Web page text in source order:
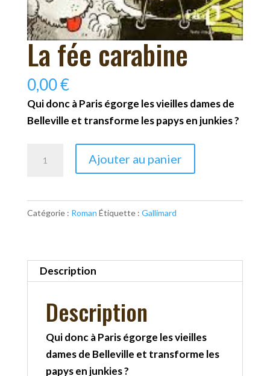
La fée carabine
0,00€
Qui donc à Paris égorge les vieilles dames de
Belleville et transforme les papys en junkies ?
fée
carabine
Ajouter au panier
Catégorie : Roman Étiquette : Gallimard
Description
Description
Qui donc à Paris égorge les vieilles
dames de Belleville et transforme les
papys en junkies ?